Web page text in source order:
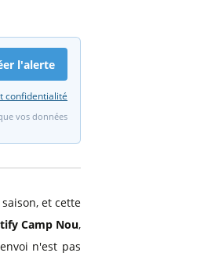
l'alerte
confidentialité
vos données
et cette
Camp Nou,
n'est pas